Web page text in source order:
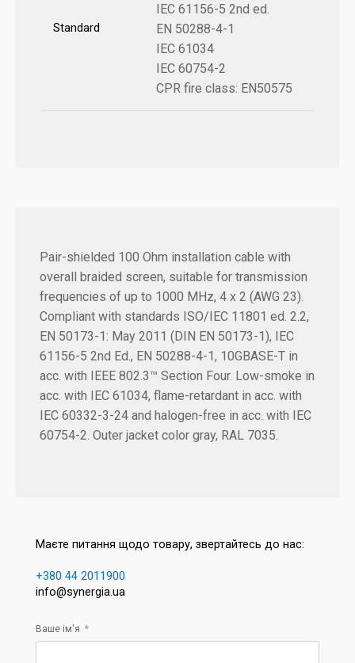
Standard
IEC 61156-5 2nd ed.
EN 50288-4-1
IEC 61034
IEC 60754-2
CPR fire class: EN50575
Pair-shielded 100 Ohm installation cable with
overall braided screen, suitable for transmission
frequencies of up to 1000 MHz, 4 x 2 (AWG 23).
Compliant with standards ISO/IEC 11801 ed. 2.2,
EN 50173-1: May 2011 (DIN EN 50173-1), IEC
61156-5 2nd Ed., EN 50288-4-1, 10GBASE-T in
acc. with IEEE 802.3™ Section Four. Low-smoke in
acc. with IEC 61034, flame-retardant in acc. with
IEC 60332-3-24 and halogen-free in acc. with IEC
60754-2. Outer jacket color gray, RAL 7035.
Маєте питання щодо товару, звертайтесь до нас:
+380 44 2011900
info@synergia.ua
Ваше ім'я